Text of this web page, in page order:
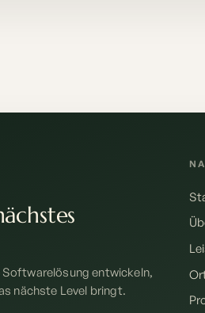
entwickeln,
nächste Level bringt.